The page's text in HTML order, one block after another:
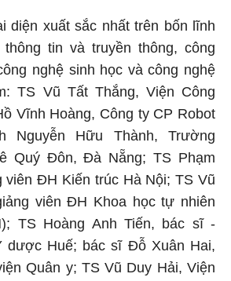
diện xuất sắc nhất trên bốn lĩnh
tin và truyền thông, công
nghệ sinh học và công nghệ
TS Vũ Tất Thắng, Viện Công
Vĩnh Hoàng, Công ty CP Robot
Nguyễn Hữu Thành, Trường
Quý Đôn, Đà Nẵng; TS Phạm
viên ĐH Kiến trúc Hà Nội; TS Vũ
viên ĐH Khoa học tự nhiên
TS Hoàng Anh Tiến, bác sĩ -
dược Huế; bác sĩ Đỗ Xuân Hai,
Quân y; TS Vũ Duy Hải, Viện